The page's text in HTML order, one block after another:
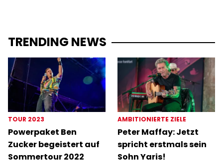
TRENDING NEWS
TOUR 2023
Powerpaket Ben
Zucker begeistert auf
Sommertour 2022
AMBITIONIERTE ZIELE
Peter Maffay: Jetzt
spricht erstmals sein
Sohn Yaris!